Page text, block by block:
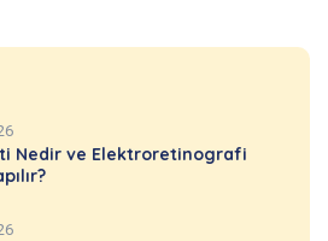
Nedir ve Elektroretinografi